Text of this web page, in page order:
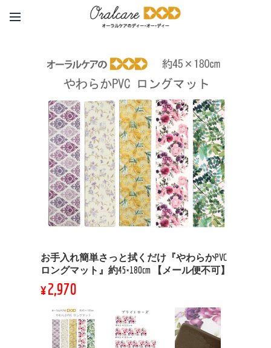
お手入れ簡単さっと拭くだけ『やわらかPVC
ロングマット』約45×180cm 【メール便不可】
¥2,970